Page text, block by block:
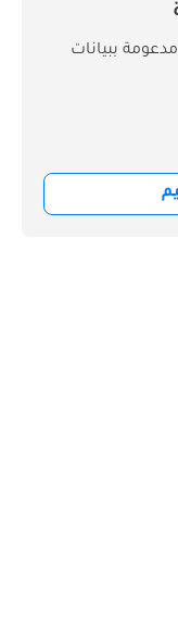
ببيانات